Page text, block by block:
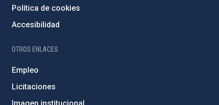
Política de cookies
Accesibilidad
OTROS ENLACES
Empleo
Licitaciones